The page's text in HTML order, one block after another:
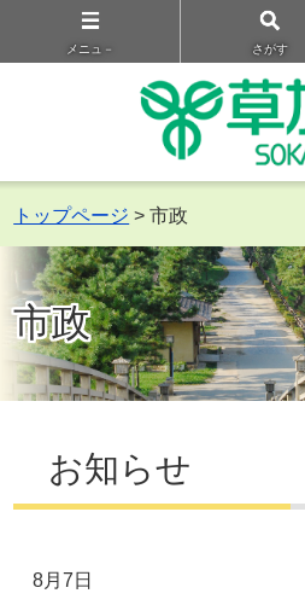
メニュ－ さがす
トップページ > 市政
市政
お知らせ
8月7日